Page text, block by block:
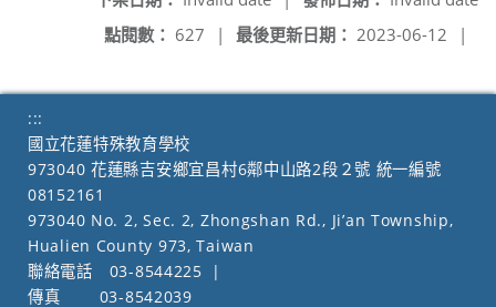
最後更新日期： 2023-06-12 |
點閱數： 627 |
:::
國立花蓮特殊教育學校
973040 花蓮縣吉安鄉宜昌村6鄰中山路2段２號 統一編號
08152161
973040 No. 2, Sec. 2, Zhongshan Rd., Ji’an Township,
Hualien County 973, Taiwan
聯絡電話
03-8544225
|
傳真
03-8542039